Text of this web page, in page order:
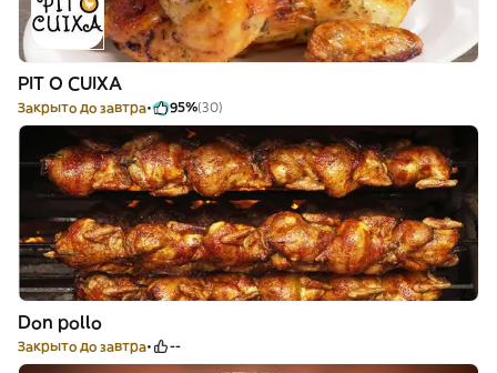
PIT O CUIXA
Закрыто до завтра 95%(30)
Don pollo
Закрыто до завтра --